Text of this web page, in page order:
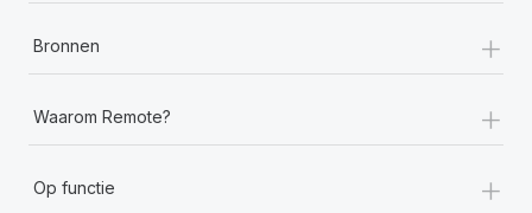
Bronnen +
Waarom Remote? +
Op functie +